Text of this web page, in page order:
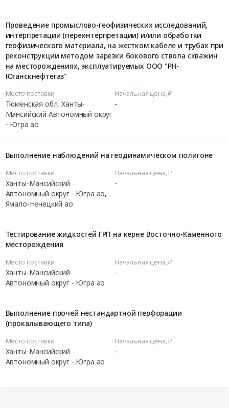
Проведение промыслово-геофизических исследований,
интерпретации (переинтерпретации) и/или обработки
геофизического материала, на жестком кабеле и трубах при
реконструкции методом зарезки бокового ствола скважин
на месторождениях, эксплуатируемых ООО "РН-
Юганскнефтегаз"
Место поставки
Тюменская обл,Ханты-
Мансийский Автономный округ
- Югра ао
Начальная цена, ₽
-
Выполнение наблюдений на геодинамическом полигоне
Место поставки
Ханты-Мансийский
Автономный округ - Югра ао,
Ямало-Ненецкий ао
Начальная цена, ₽
-
Тестирование жидкостей ГРП на керне Восточно-Каменного
месторождения
Место поставки
Ханты-Мансийский
Автономный округ - Югра ао
Начальная цена, ₽
-
Выполнение прочей нестандартной перфорации
(прокалывающего типа)
Место поставки
Ханты-Мансийский
Автономный округ - Югра ао
Начальная цена, ₽
-